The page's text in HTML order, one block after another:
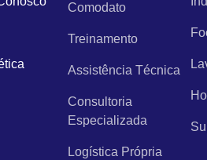
Comodato
Treinamento
Assistência Técnica
Consultoria
Especializada
Logística Própria